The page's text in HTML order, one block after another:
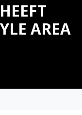
AREA